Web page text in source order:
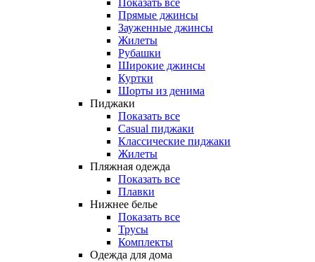
Показать все
Прямые джинсы
Зауженные джинсы
Жилеты
Рубашки
Широкие джинсы
Куртки
Шорты из денима
Пиджаки
Показать все
Casual пиджаки
Классические пиджаки
Жилеты
Пляжная одежда
Показать все
Плавки
Нижнее белье
Показать все
Трусы
Комплекты
Одежда для дома